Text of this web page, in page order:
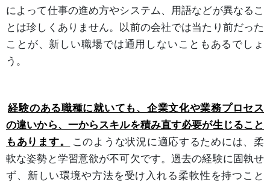
によって仕事の進め方やシステム、用語などが異なるこ
とは珍しくありません。以前の会社では当たり前だった
ことが、新しい職場では通用しないこともあるでしょ
う。
経験のある職種に就いても、企業文化や業務プロセス
の違いから、一からスキルを積み直す必要が生じること
もあります。
このような状況に適応するためには、柔
軟な姿勢と学習意欲が不可欠です。過去の経験に固執せ
ず、新しい環境や方法を受け入れる柔軟性を持つこと